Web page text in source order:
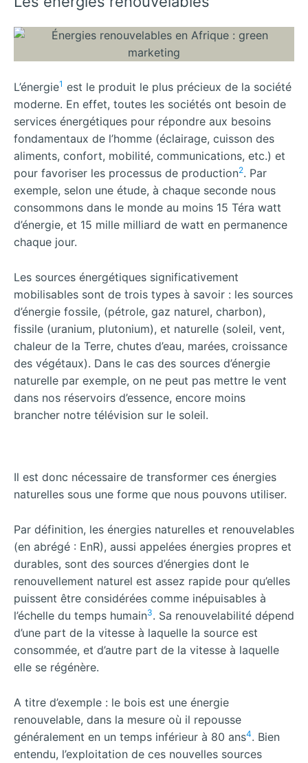
L’énergie1 est le produit le plus précieux de la société
moderne. En effet, toutes les sociétés ont besoin de
services énergétiques pour répondre aux besoins
fondamentaux de l’homme (éclairage, cuisson des
aliments, confort, mobilité, communications, etc.) et
pour favoriser les processus de production2. Par
exemple, selon une étude, à chaque seconde nous
consommons dans le monde au moins 15 Téra watt
d’énergie, et 15 mille milliard de watt en permanence
chaque jour.
Les sources énergétiques significativement
mobilisables sont de trois types à savoir : les sources
d’énergie fossile, (pétrole, gaz naturel, charbon),
fissile (uranium, plutonium), et naturelle (soleil, vent,
chaleur de la Terre, chutes d’eau, marées, croissance
des végétaux). Dans le cas des sources d’énergie
naturelle par exemple, on ne peut pas mettre le vent
dans nos réservoirs d’essence, encore moins
brancher notre télévision sur le soleil.
Il est donc nécessaire de transformer ces énergies
naturelles sous une forme que nous pouvons utiliser.
Par définition, les énergies naturelles et renouvelables
(en abrégé : EnR), aussi appelées énergies propres et
durables, sont des sources d’énergies dont le
renouvellement naturel est assez rapide pour qu’elles
puissent être considérées comme inépuisables à
l’échelle du temps humain3. Sa renouvelabilité dépend
d’une part de la vitesse à laquelle la source est
consommée, et d’autre part de la vitesse à laquelle
elle se régénère.
A titre d’exemple : le bois est une énergie
renouvelable, dans la mesure où il repousse
généralement en un temps inférieur à 80 ans4. Bien
entendu, l’exploitation de ces nouvelles sources